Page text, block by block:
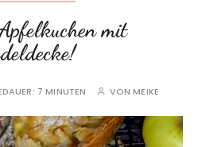
mit
7 MINUTEN VONMEIKE